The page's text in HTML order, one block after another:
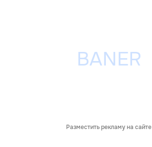
Разместить рекламу на сайте